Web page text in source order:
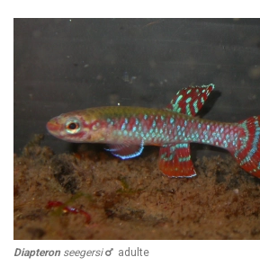
Diapteron seegersi adulte